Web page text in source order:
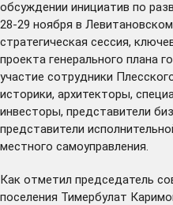
обсуждении инициатив по
28-29 ноября в
стратегическая сессия,
проекта генерального плана
участие сотрудники
историки, архитекторы,
инвесторы, представители
представители
местного самоуправления.
Как отметил председатель
поселения Тимербулат